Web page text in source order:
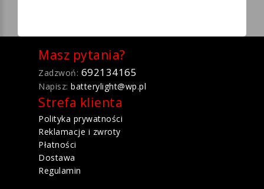
Masz pytania?
Zadzwoń: 692134165
Napisz: batterylight@wp.pl
Strefa klienta
Polityka prywatności
Reklamacje i zwroty
Płatności
Dostawa
Regulamin